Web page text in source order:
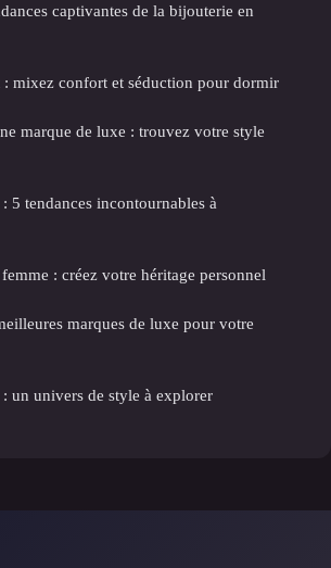
captivantes de la bijouterie en
mixez confort et séduction pour dormir
marque de luxe : trouvez votre style
5 tendances incontournables à
: créez votre héritage personnel
marques de luxe pour votre
un univers de style à explorer